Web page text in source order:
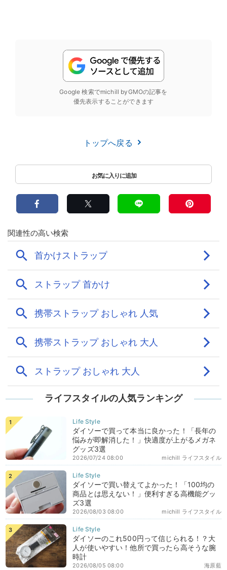
Google 検索でmichill byGMOの記事を
優先表示することができます
トップへ戻る
ライフスタイルの人気ランキング
ダイソーで買って本当に良かった！「長年の
悩みが即解消した！」快適度が上がるメガネ
グッズ3選
michill ライフスタイル
2026/07/24 08:00
ダイソーで買い替えてよかった！「100均の
商品とは思えない！」便利すぎる高機能グッ
ズ3選
michill ライフスタイル
2026/08/03 08:00
ダイソーのこれ500円って信じられる！？大
人が使いやすい！他所で買ったら高そうな腕
時計
海原藍
2026/08/05 08:00